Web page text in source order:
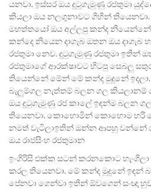
යනවා. ඉස්සර ඔය දුටුගැමුණු රජතුමා
කියලා ඔය නලගුනාවට ගිහින්
මහත්තයෝ ඔය අල්ලපු කන්ද නියෙන්නේ
කන්දෙ නියෙන දාගැබ ඔතන ඔය දාගැබ
රජතුමා නෙව. දුටුගැමුණු රජතුමා
රජතුමාගේ ආරක්ෂාවට හිටපු සෙබලු
තියෙන්නේ මේන් මේ කන්ද මුදුනේ
බැලුම්ගල නැත්තම් බලන ගල
ඔය දුටුගැමුණු රජ කාලේ ඉඳන්ම බලන
තියෙනවා. කොහොමින් කොහොම හරි
නමත් වැටිලාඉතින් ඔන්න ආපහු වන්නේ
ඔය රාජසිංහ රජතුමාන
ඉංගිරිසි එක්ක සටන් කරනකොට හැංගිලා
කරල තියෙනවා. මේ කන්ද මුදුනේ ඉඳන්
පේනවා ගෙන්වා ඉතින් ඕවගෙන් සංඥා